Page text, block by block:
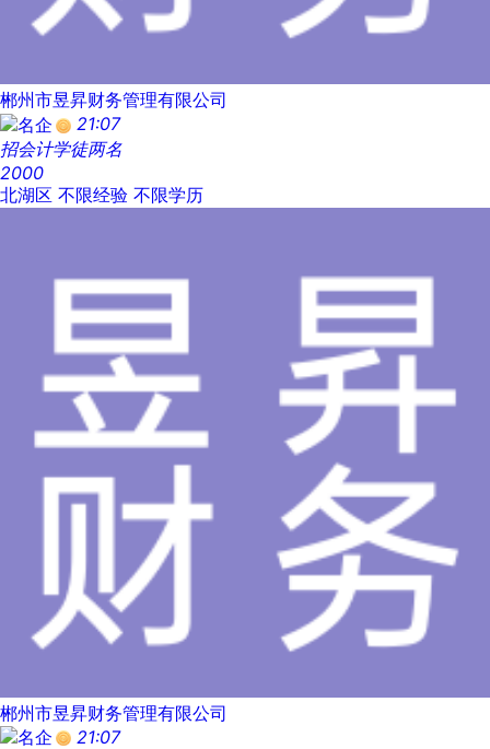
郴州市昱昇财务管理有限公司
21:07
招会计学徒两名
2000
北湖区 不限经验 不限学历
郴州市昱昇财务管理有限公司
21:07